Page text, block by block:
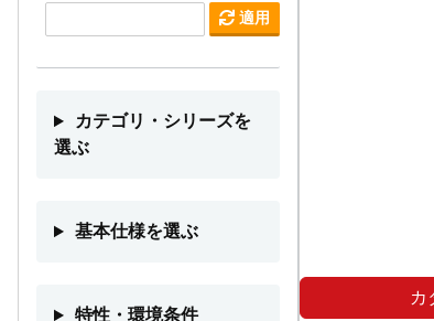
適用
カテゴリ・シリーズを
選ぶ
基本仕様を選ぶ
特性・環境条件
カ